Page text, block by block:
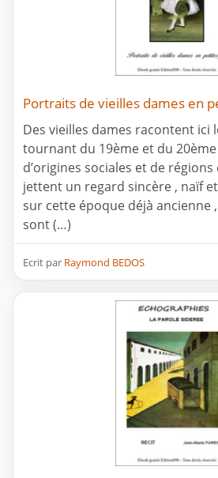
Portraits de vieilles dames en
Des vieilles dames racontent ici
tournant du 19ème et du
d’origines sociales et de
jettent un regard sincère , naïf
sur cette époque déjà ancienne
sont (…)
Ecrit par Raymond BEDOS